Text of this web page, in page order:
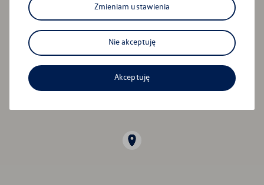
Zmieniam ustawienia
Nie akceptuję
Akceptuję